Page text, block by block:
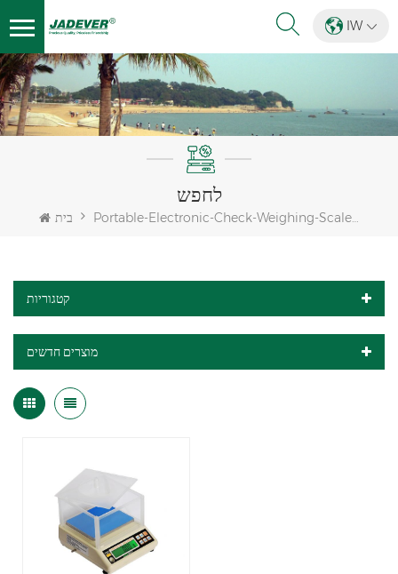
IW
לחפש
בית Portable-Electronic-Check-Weighing-Scale-Balances
קטגוריות
מוצרים חדשים